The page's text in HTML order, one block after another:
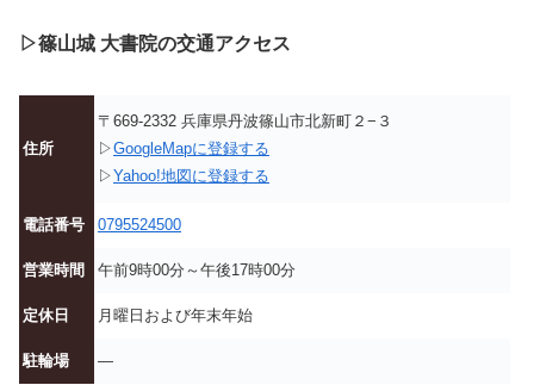
▷篠山城 大書院の交通アクセス
住所
〒669-2332 兵庫県丹波篠山市北新町２−３
▷GoogleMapに登録する
▷Yahoo!地図に登録する
電話番号 0795524500
営業時間 午前9時00分～午後17時00分
定休日 月曜日および年末年始
駐輪場 —